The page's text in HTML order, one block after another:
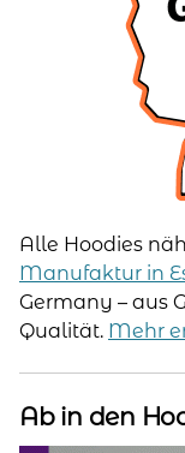
Alle Hoodies
Manufaktur in
Germany – aus
Qualität. Mehr
Ab in den